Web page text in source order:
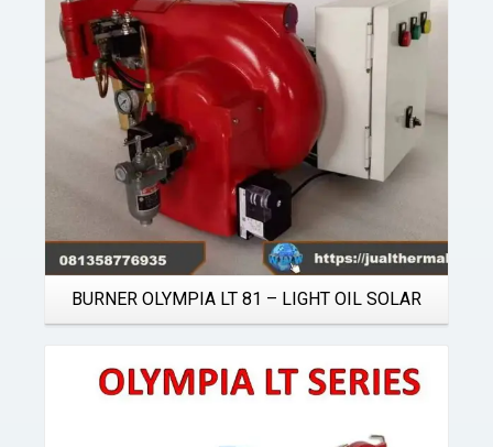
BURNER OLYMPIA LT 81 – LIGHT OIL SOLAR